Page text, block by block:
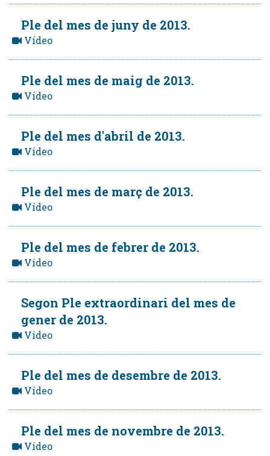
Ple del mes de juny de 2013.
Vídeo
Ple del mes de maig de 2013.
Vídeo
Ple del mes d'abril de 2013.
Vídeo
Ple del mes de març de 2013.
Vídeo
Ple del mes de febrer de 2013.
Vídeo
Segon Ple extraordinari del mes de
gener de 2013.
Vídeo
Ple del mes de desembre de 2013.
Vídeo
Ple del mes de novembre de 2013.
Vídeo